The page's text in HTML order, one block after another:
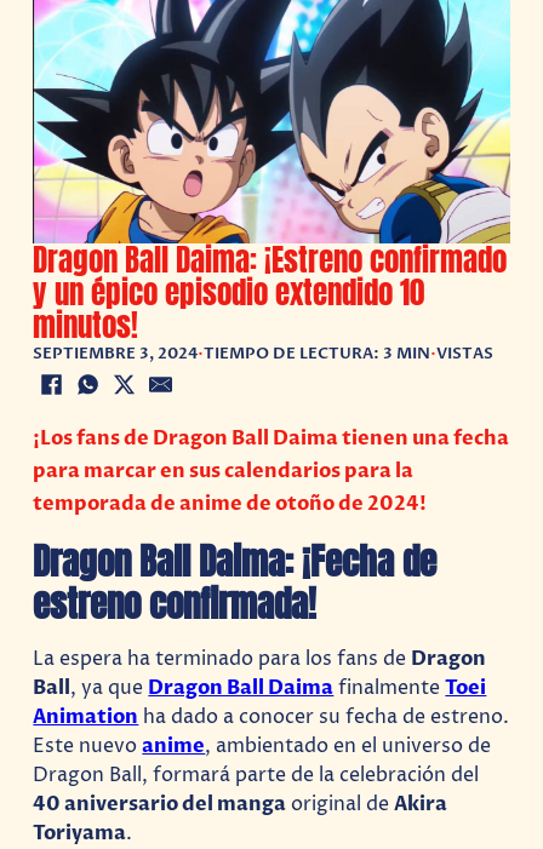
Dragon Ball Daima: ¡Estreno confirmado
y un épico episodio extendido 10
minutos!
SEPTIEMBRE 3, 2024•TIEMPO DE LECTURA: 3 MIN•VISTAS
¡Los fans de Dragon Ball Daima tienen una fecha
para marcar en sus calendarios para la
temporada de anime de otoño de 2024!
Dragon Ball Daima: ¡Fecha de
estreno confirmada!
La espera ha terminado para los fans de Dragon
Ball, ya queDragon Ball DaimafinalmenteToei
Animationha dado a conocer su fecha de estreno.
Este nuevoanime, ambientado en el universo de
Dragon Ball, formará parte de la celebración del
40 aniversario del mangaoriginal deAkira
Toriyama.